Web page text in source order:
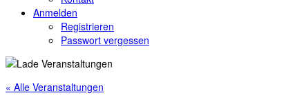
Anmelden
Registrieren
Passwort vergessen
« Alle Veranstaltungen